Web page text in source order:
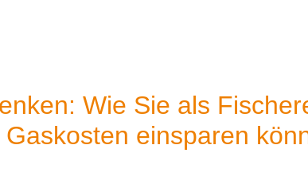
Wie Sie als
Gaskosten einsparen